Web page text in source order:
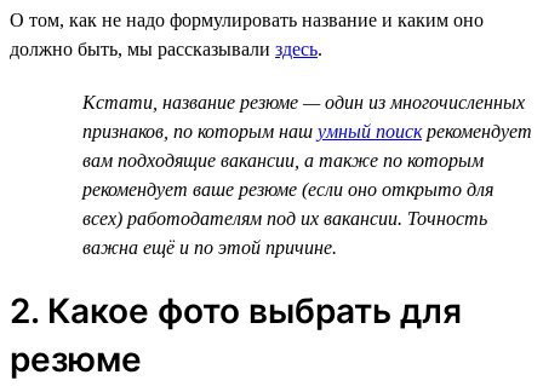
О том, как не надо формулировать название и каким оно
должно быть, мы рассказывали здесь.
Кстати, название резюме — один из многочисленных
признаков, по которым наш умный поискрекомендует
вам подходящие вакансии, а также по которым
рекомендует ваше резюме (если оно открыто для
всех) работодателям под их вакансии. Точность
важна ещё и по этой причине.
2. Какое фото выбрать для
резюме